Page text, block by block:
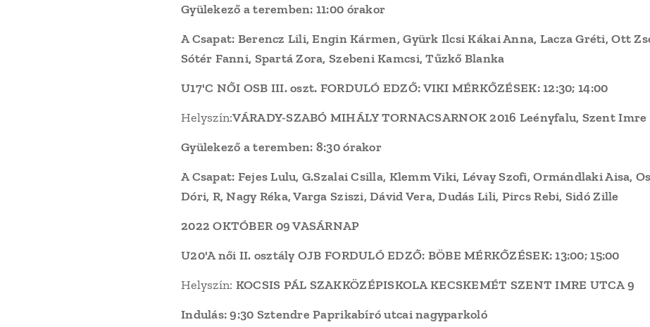
Gyülekező a teremben: 11:00 órakor
A Csapat: Berencz Lili, Engin Kármen, Gyürk Ilcsi Kákai Anna, Lacza Gréti, Ott
Sótér Fanni, Spartá Zora, Szebeni Kamcsi, Tűzkő Blanka
U17'C NŐI OSB III. oszt. FORDULÓ EDZŐ: VIKI MÉRKŐZÉSEK: 12:30; 14:00
Helyszín:VÁRADY-SZABÓ MIHÁLY TORNACSARNOK 2016 Leényfalu, Szent
Gyülekező a teremben: 8:30 órakor
A Csapat: Fejes Lulu, G.Szalai Csilla, Klemm Viki, Lévay Szofi, Ormándlaki Aisa,
Dóri, R, Nagy Réka, Varga Sziszi, Dávid Vera, Dudás Lili, Pircs Rebi, Sidó Zille
2022 OKTÓBER 09 VASÁRNAP
U20'A női II. osztály OJB FORDULÓ EDZŐ: BÖBE MÉRKŐZÉSEK: 13:00; 15:00
Helyszín: KOCSIS PÁL SZAKKÖZÉPISKOLA KECSKEMÉT SZENT IMRE UTCA 9
Indulás: 9:30 Sztendre Paprikabíró utcai nagyparkoló